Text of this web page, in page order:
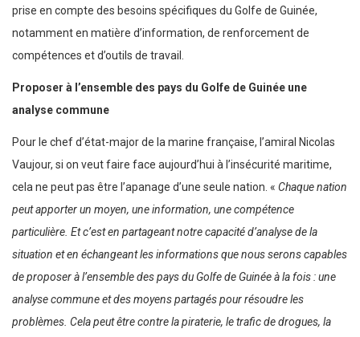
prise en compte des besoins spécifiques du Golfe de Guinée,
notamment en matière d’information, de renforcement de
compétences et d’outils de travail.
Proposer à l’ensemble des pays du Golfe de Guinée une
analyse commune
Pour le chef d’état-major de la marine française, l’amiral Nicolas
Vaujour, si on veut faire face aujourd’hui à l’insécurité maritime,
cela ne peut pas être l’apanage d’une seule nation. « Chaque nation
peut apporter un moyen, une information, une compétence
particulière. Et c’est en partageant notre capacité d’analyse de la
situation et en échangeant les informations que nous serons capables
de proposer à l’ensemble des pays du Golfe de Guinée à la fois : une
analyse commune et des moyens partagés pour résoudre les
problèmes. Cela peut être contre la piraterie, le trafic de drogues, la